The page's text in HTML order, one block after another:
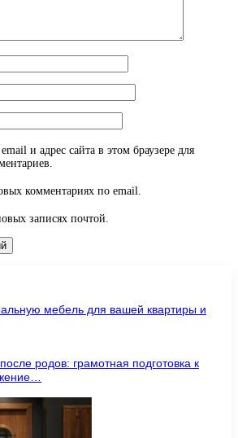
и адрес сайта в этом браузере для
комментариях по email.
записях почтой.
мебель для вашей квартиры и
родов: грамотная подготовка к